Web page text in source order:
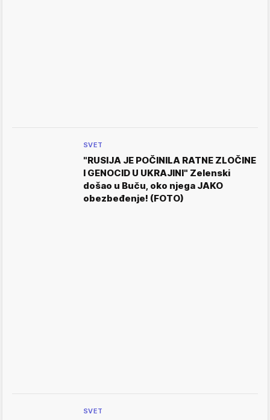
SVET
"RUSIJA JE POČINILA RATNE ZLOČINE
I GENOCID U UKRAJINI" Zelenski
došao u Buču, oko njega JAKO
obezbeđenje! (FOTO)
SVET